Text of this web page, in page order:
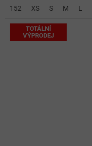
152 XS S M L
TOTÁLNÍ
VÝPRODEJ